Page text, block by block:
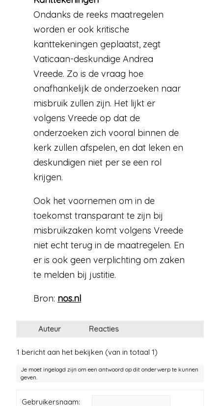
Ondanks de reeks maatregelen
worden er ook kritische
kanttekeningen geplaatst, zegt
Vaticaan-deskundige Andrea
Vreede. Zo is de vraag hoe
onafhankelijk de onderzoeken naar
misbruik zullen zijn. Het lijkt er
volgens Vreede op dat de
onderzoeken zich vooral binnen de
kerk zullen afspelen, en dat leken en
deskundigen niet per se een rol
krijgen.
Ook het voornemen om in de
toekomst transparant te zijn bij
misbruikzaken komt volgens Vreede
niet echt terug in de maatregelen. En
er is ook geen verplichting om zaken
te melden bij justitie.
Bron: nos.nl
Auteur Reacties
1 bericht aan het bekijken (van in totaal 1)
Je moet ingelogd zijn om een antwoord op dit onderwerp te kunnen
geven.
Gebruikersnaam: